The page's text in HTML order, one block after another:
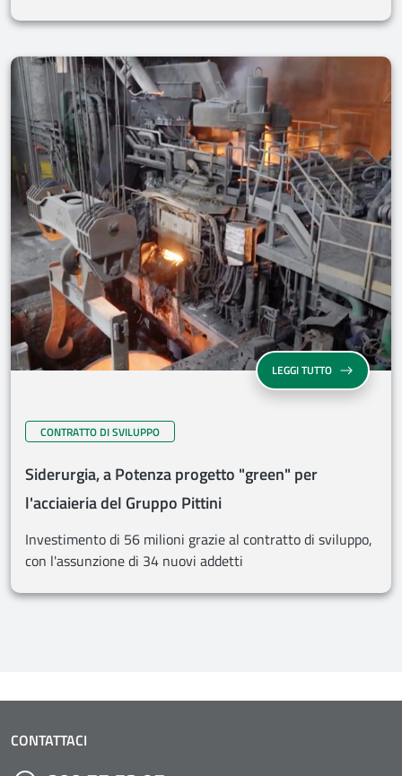
LEGGI TUTTO
CONTRATTO DI SVILUPPO
Siderurgia, a Potenza progetto "green" per
l'acciaieria del Gruppo Pittini
Investimento di 56 milioni grazie al contratto di sviluppo,
con l'assunzione di 34 nuovi addetti
CONTATTACI